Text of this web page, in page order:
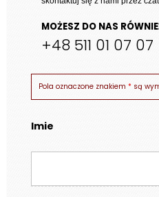
MOŻESZ DO NAS
+48 511 01 07 07
Pola oznaczone znakiem * są
Imie